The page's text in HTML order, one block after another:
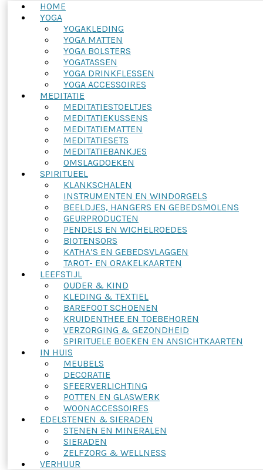
HOME
YOGA
YOGAKLEDING
YOGA MATTEN
YOGA BOLSTERS
YOGATASSEN
YOGA DRINKFLESSEN
YOGA ACCESSOIRES
MEDITATIE
MEDITATIESTOELTJES
MEDITATIEKUSSENS
MEDITATIEMATTEN
MEDITATIESETS
MEDITATIEBANKJES
OMSLAGDOEKEN
SPIRITUEEL
KLANKSCHALEN
INSTRUMENTEN EN WINDORGELS
BEELDJES, HANGERS EN GEBEDSMOLENS
GEURPRODUCTEN
PENDELS EN WICHELROEDES
BIOTENSORS
KATHA’S EN GEBEDSVLAGGEN
TAROT- EN ORAKELKAARTEN
LEEFSTIJL
OUDER & KIND
KLEDING & TEXTIEL
BAREFOOT SCHOENEN
KRUIDENTHEE EN TOEBEHOREN
VERZORGING & GEZONDHEID
SPIRITUELE BOEKEN EN ANSICHTKAARTEN
IN HUIS
MEUBELS
DECORATIE
SFEERVERLICHTING
POTTEN EN GLASWERK
WOONACCESSOIRES
EDELSTENEN & SIERADEN
STENEN EN MINERALEN
SIERADEN
ZELFZORG & WELLNESS
VERHUUR